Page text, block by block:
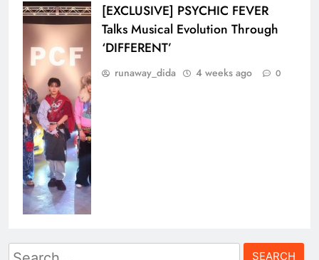
[EXCLUSIVE] PSYCHIC FEVER
Talks Musical Evolution Through
‘DIFFERENT’
runaway_dida 4 weeks ago 0
Search